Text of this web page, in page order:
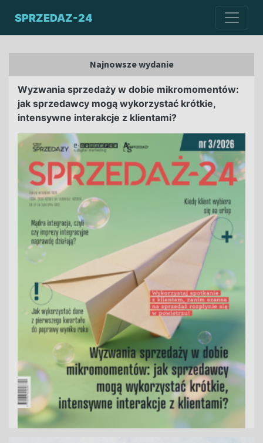
SPRZEDAZ-24
Najnowsze wydanie
Wyzwania sprzedaży w dobie mikromomentów:
jak sprzedawcy mogą wykorzystać krótkie,
intensywne interakcje z klientami?